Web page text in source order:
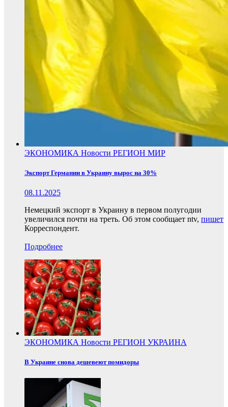
ЭКОНОМИКА Новости РЕГИОН МИР
Экспорт Германии в Украину вырос на 30%
08.11.2025
Немецкий экспорт в Украину в первом полугодии
увеличился почти на треть. Об этом сообщает ntv, пишет
Корреспондент.
Подробнее
ЭКОНОМИКА Новости РЕГИОН УКРАИНА
В Украине снова дешевеют помидоры